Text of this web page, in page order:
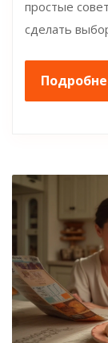
простые
сделать